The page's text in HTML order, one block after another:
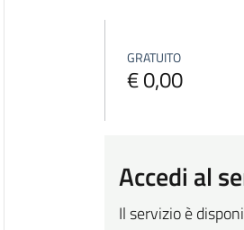
GRATUITO
€ 0,00
Accedi al
Il servizio è